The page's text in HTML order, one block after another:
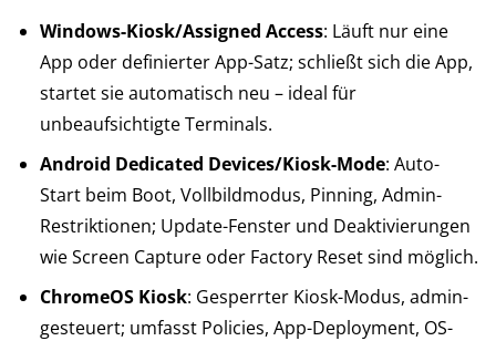
Windows-Kiosk/Assigned Access: Läuft nur eine
App oder definierter App-Satz; schließt sich die App,
startet sie automatisch neu – ideal für
unbeaufsichtigte Terminals.
Android Dedicated Devices/Kiosk-Mode: Auto-
Start beim Boot, Vollbildmodus, Pinning, Admin-
Restriktionen; Update-Fenster und Deaktivierungen
wie Screen Capture oder Factory Reset sind möglich.
ChromeOS Kiosk: Gesperrter Kiosk-Modus, admin-
gesteuert; umfasst Policies, App-Deployment, OS-